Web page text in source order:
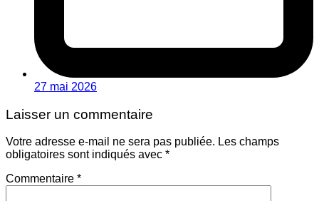
27 mai 2026
Laisser un commentaire
Votre adresse e-mail ne sera pas publiée. Les champs
obligatoires sont indiqués avec *
Commentaire *